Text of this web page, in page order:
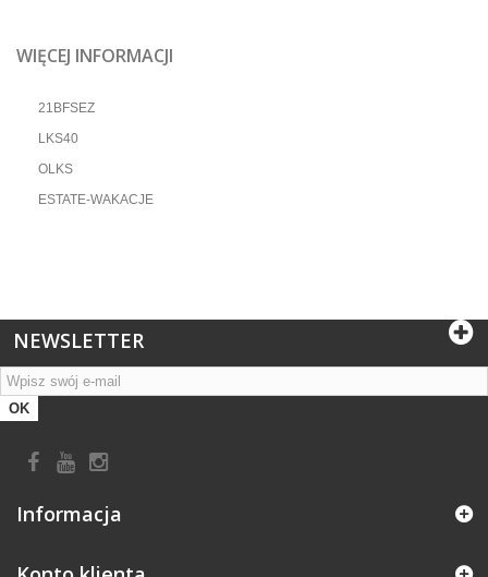
WIĘCEJ INFORMACJI
21BFSEZ
LKS40
OLKS
ESTATE-WAKACJE
NEWSLETTER
OK
Informacja